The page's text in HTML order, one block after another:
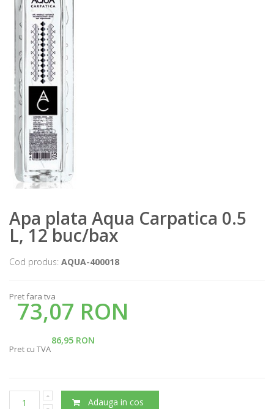
Apa plata Aqua Carpatica 0.5
L, 12 buc/bax
Cod produs: AQUA-400018
Pret fara tva
73,07 RON
86,95 RON
Pret cu TVA
Adauga in cos